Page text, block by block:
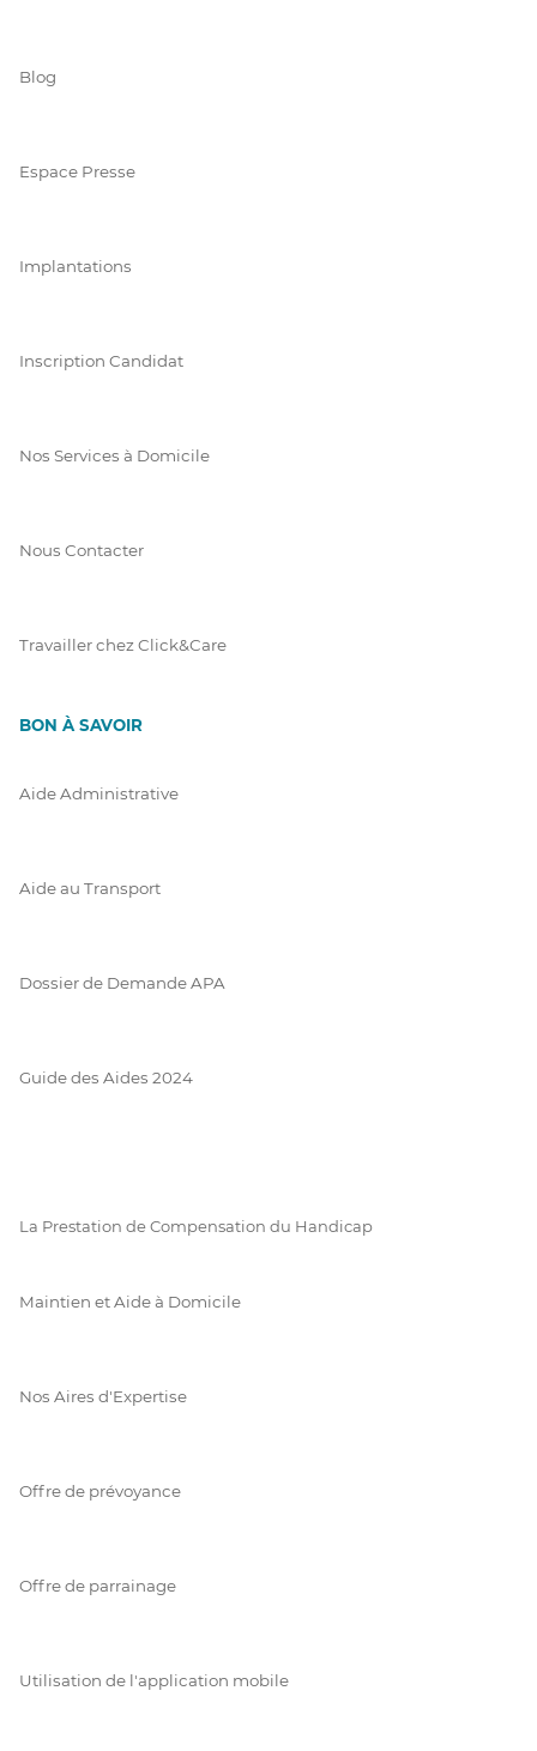
Blog
Espace Presse
Implantations
Inscription Candidat
Nos Services à Domicile
Nous Contacter
Travailler chez Click&Care
BON À SAVOIR
Aide Administrative
Aide au Transport
Dossier de Demande APA
Guide des Aides 2024
La Prestation de Compensation du Handicap
Maintien et Aide à Domicile
Nos Aires d'Expertise
Offre de prévoyance
Offre de parrainage
Utilisation de l'application mobile